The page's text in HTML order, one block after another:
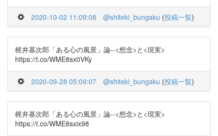
2020-10-02 11:09:08 @shiteki_bungaku (投稿一覧)
梶井基次郎「ある心の風景」論--<想念>と<現実>
https://t.co/WME8sx0VKy
2020-09-28 05:09:07 @shiteki_bungaku (投稿一覧)
梶井基次郎「ある心の風景」論--<想念>と<現実>
https://t.co/WME8sxix98